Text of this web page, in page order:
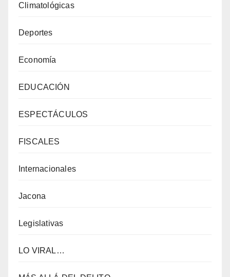
Climatológicas
Deportes
Economía
EDUCACIÓN
ESPECTÁCULOS
FISCALES
Internacionales
Jacona
Legislativas
LO VIRAL…